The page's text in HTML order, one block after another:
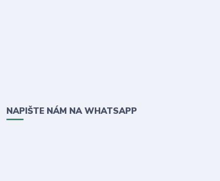
NAPIŠTE NÁM NA WHATSAPP